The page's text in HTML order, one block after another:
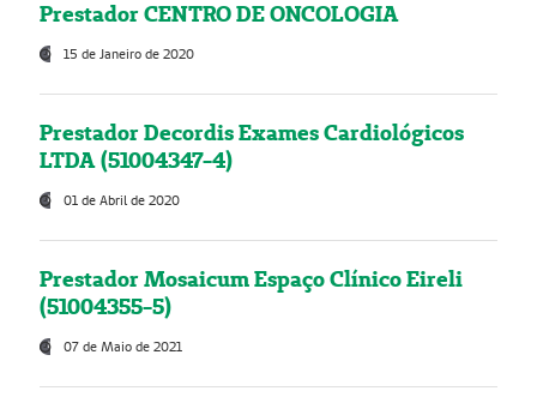
Prestador CENTRO DE ONCOLOGIA
15 de Janeiro de 2020
Prestador Decordis Exames Cardiológicos
LTDA (51004347-4)
01 de Abril de 2020
Prestador Mosaicum Espaço Clínico Eireli
(51004355-5)
07 de Maio de 2021